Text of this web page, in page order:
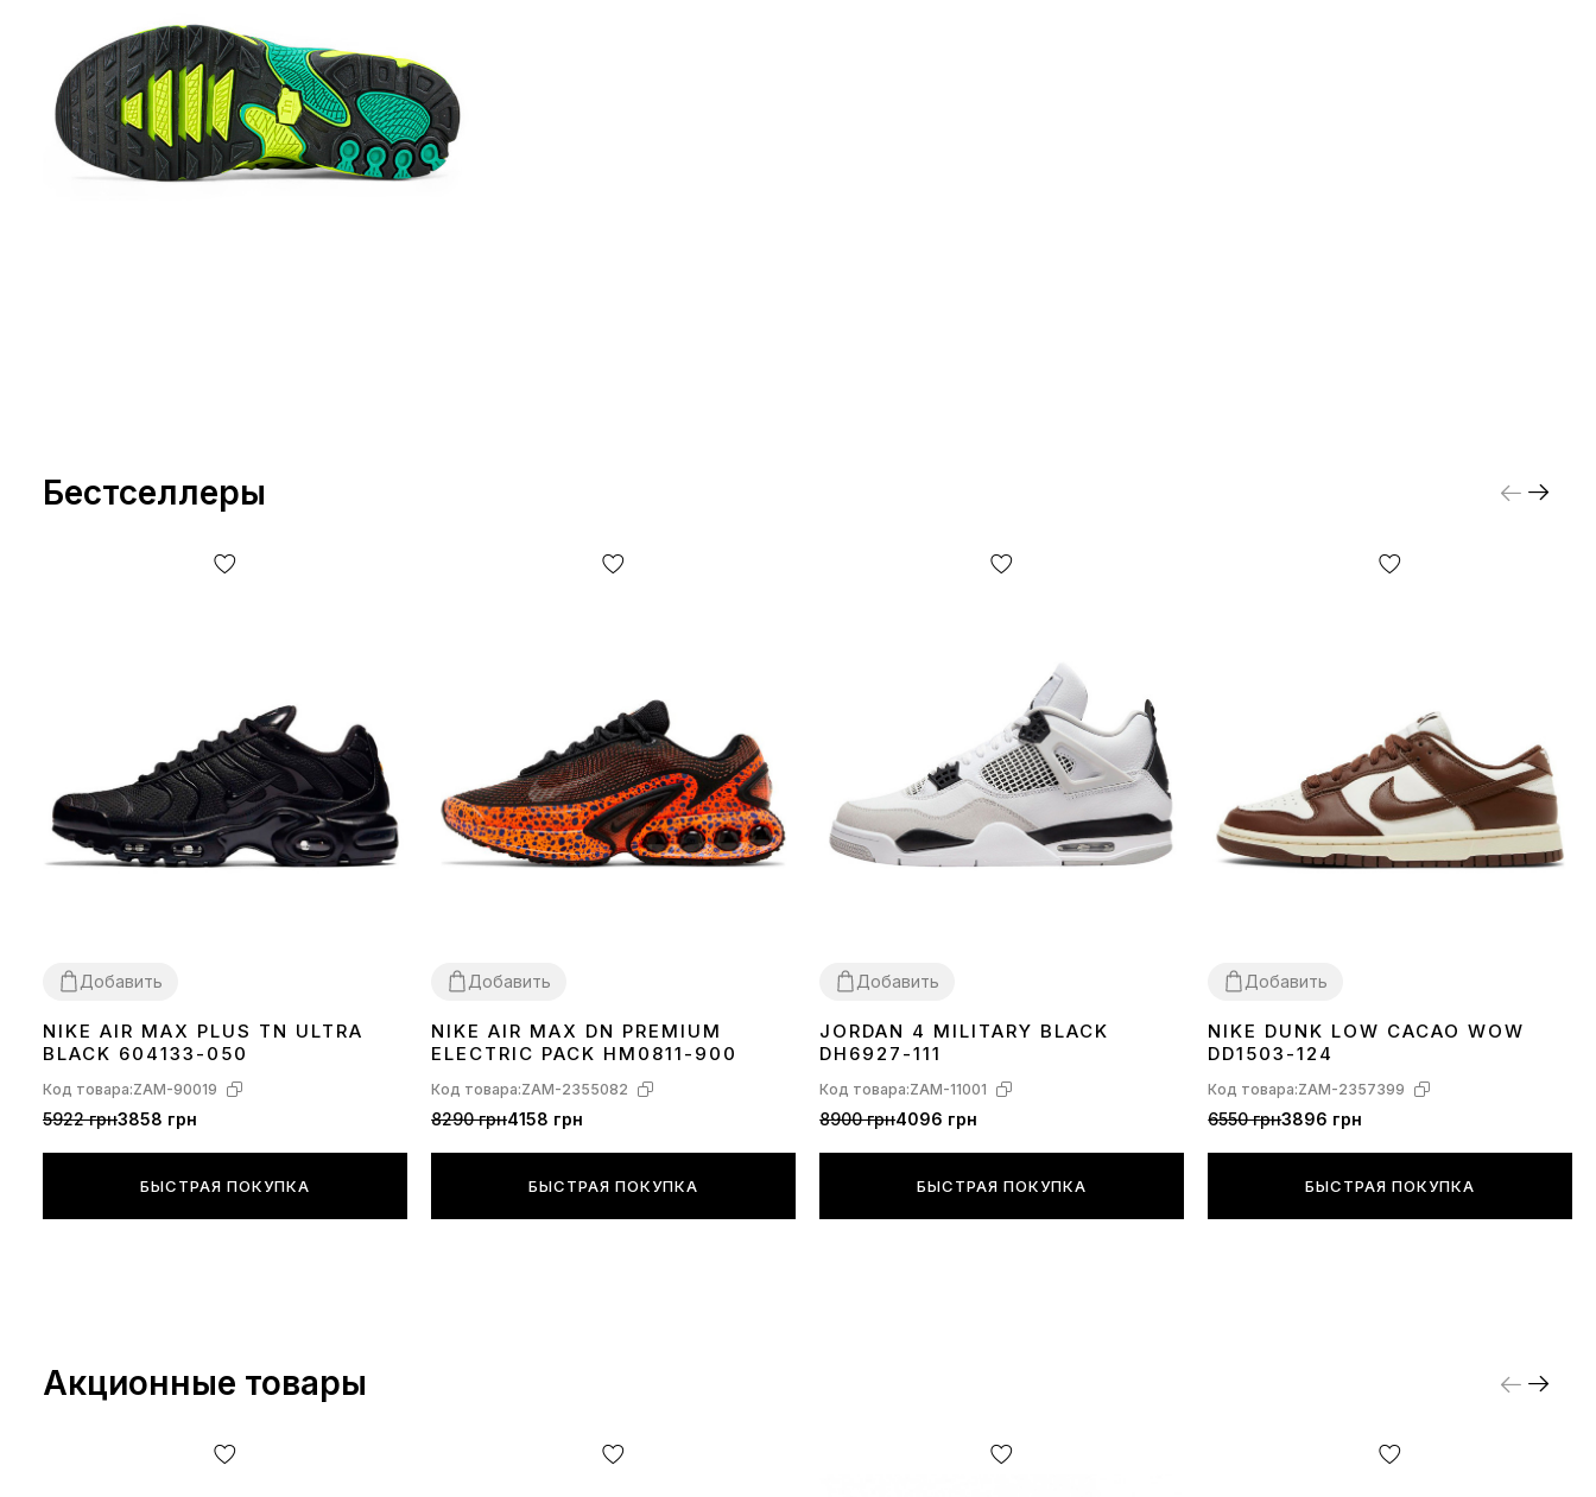
Бестселлеры
Добавить
3637 38 39 404142 434445
NIKE AIR MAX PLUS TN ULTRA
BLACK 604133-050
Код товара:ZAM-90019
5922 грн3858 грн
БЫСТРАЯ ПОКУПКА
Добавить
3637 38 39 404142 434445
NIKE AIR MAX DN PREMIUM
ELECTRIC PACK HM0811-900
Код товара:ZAM-2355082
8290 грн4158 грн
БЫСТРАЯ ПОКУПКА
Добавить
363738394041424344
JORDAN 4 MILITARY BLACK
DH6927-111
Код товара:ZAM-11001
8900 грн4096 грн
БЫСТРАЯ ПОКУПКА
Добавить
3637 383940 414243 4445
NIKE DUNK LOW CACAO WOW
DD1503-124
Код товара:ZAM-2357399
6550 грн3896 грн
БЫСТРАЯ ПОКУПКА
Акционные товары